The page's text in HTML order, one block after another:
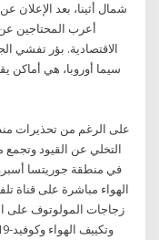
أعرب المحتاجين
الاقتصادية. بؤر تفشي
سيما أوروبا، هي أماكن
على الرغم من تحذيرات
التخلي عن القيود وتجمع
في منطقة جوريتسا
الهواء مباشرة على قناة
زجاجات المولوتوف على